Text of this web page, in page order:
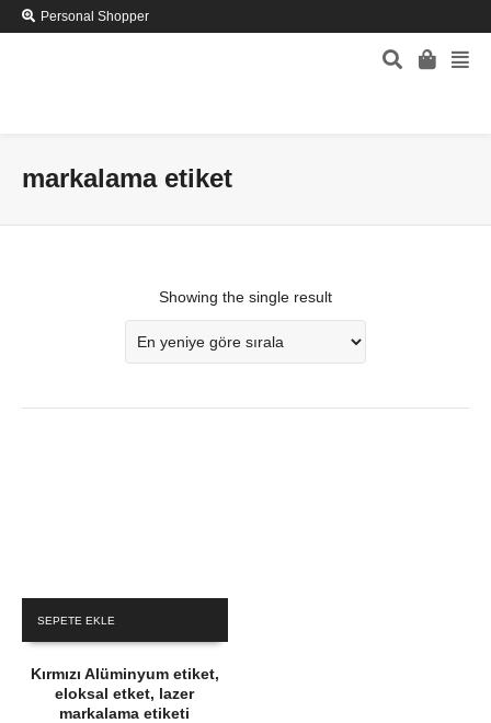
Personal Shopper
markalama etiket
Showing the single result
SEPETE EKLE
Kırmızı Alüminyum etiket,
eloksal etket, lazer
markalama etiketi